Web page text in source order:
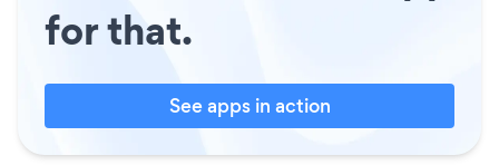
for that.
See apps in action